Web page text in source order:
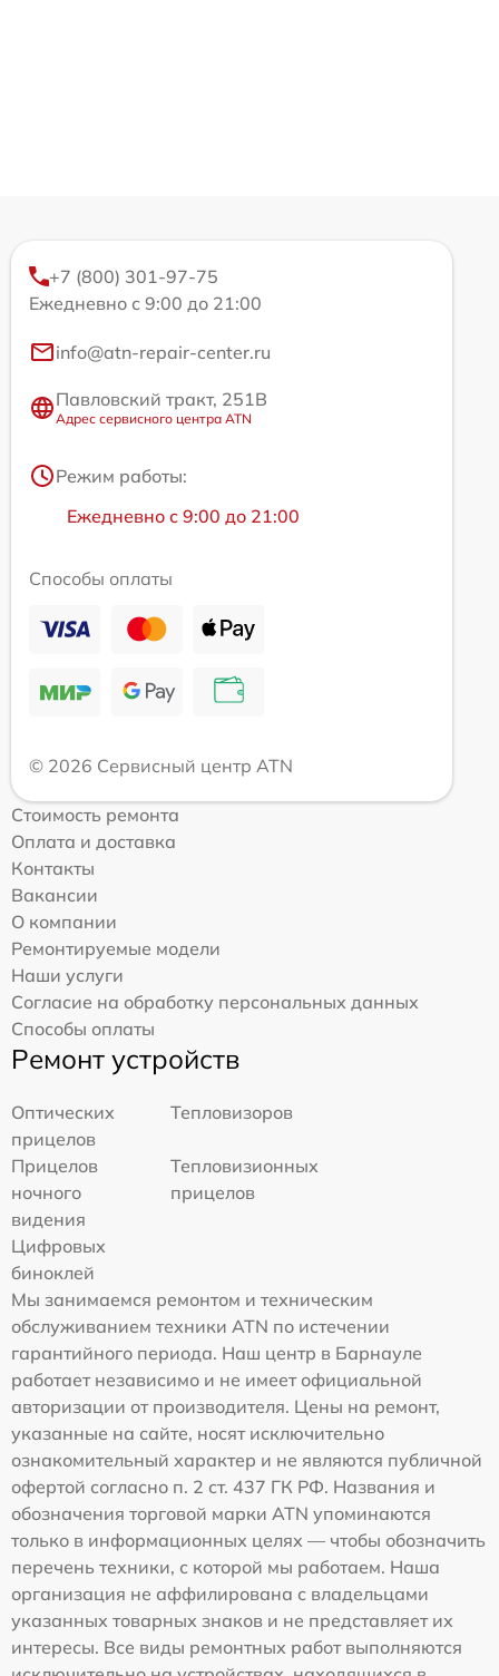
+7 (800) 301-97-75
Ежедневно с 9:00 до 21:00
info@atn-repair-center.ru
Павловский тракт, 251В
Адрес сервисного центра ATN
Режим работы:
Ежедневно с 9:00 до 21:00
Способы оплаты
© 2026 Сервисный центр ATN
Стоимость ремонта
Оплата и доставка
Контакты
Вакансии
О компании
Ремонтируемые модели
Наши услуги
Согласие на обработку персональных данных
Способы оплаты
Ремонт устройств
Оптических
прицелов
Тепловизоров
Прицелов
ночного
видения
Тепловизионных
прицелов
Цифровых
биноклей
Мы занимаемся ремонтом и техническим
обслуживанием техники ATN по истечении
гарантийного периода. Наш центр в Барнауле
работает независимо и не имеет официальной
авторизации от производителя. Цены на ремонт,
указанные на сайте, носят исключительно
ознакомительный характер и не являются публичной
офертой согласно п. 2 ст. 437 ГК РФ. Названия и
обозначения торговой марки ATN упоминаются
только в информационных целях — чтобы обозначить
перечень техники, с которой мы работаем. Наша
организация не аффилирована с владельцами
указанных товарных знаков и не представляет их
интересы. Все виды ремонтных работ выполняются